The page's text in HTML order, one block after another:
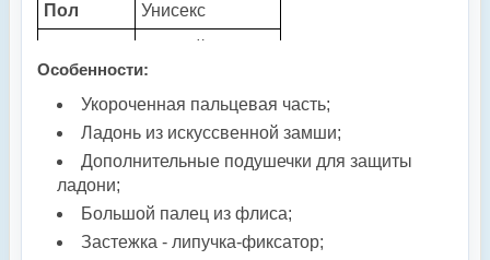
Пол
Унисекс
Особенности:
Укороченная пальцевая часть;
Ладонь из искуссвенной замши;
Дополнительные подушечки для защиты
ладони;
Большой палец из флиса;
Застежка - липучка-фиксатор;